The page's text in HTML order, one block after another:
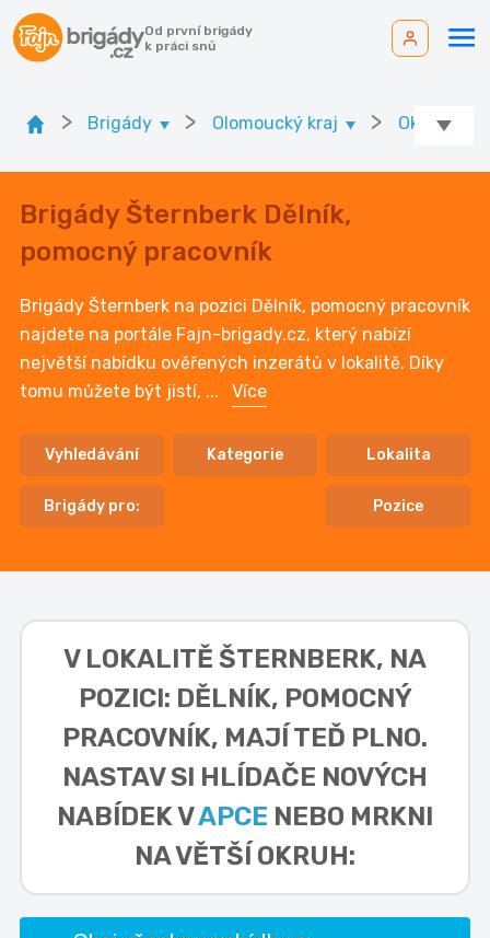
Od první brigády
k práci snů
> Brigády > Olomoucký kraj > Ok.
Brigády Šternberk Dělník,
pomocný pracovník
Brigády Šternberk na pozici Dělník, pomocný pracovník
najdete na portále Fajn-brigady.cz, který nabízí
největší nabídku ověřených inzerátů v lokalitě. Díky
tomu můžete být jistí, ... Více
Vyhledávání Kategorie Lokalita
Brigády pro: Pozice
V LOKALITĚ ŠTERNBERK, NA
POZICI: DĚLNÍK, POMOCNÝ
PRACOVNÍK, MAJÍ TEĎ PLNO.
NASTAV SI HLÍDAČE NOVÝCH
NABÍDEK VAPCE NEBO MRKNI
NA VĚTŠÍ OKRUH: